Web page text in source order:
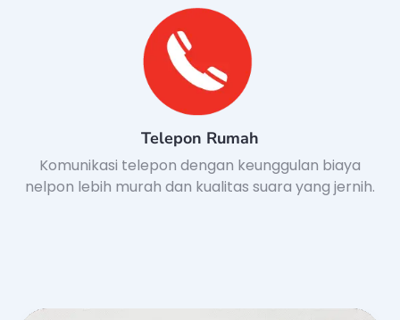
Telepon Rumah
Komunikasi telepon dengan keunggulan biaya
nelpon lebih murah dan kualitas suara yang jernih.